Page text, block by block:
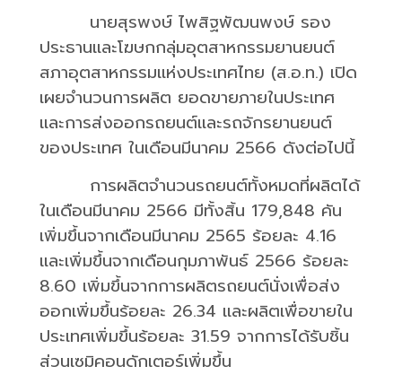
นายสุรพงษ์ ไพสิฐพัฒนพงษ์ รอง
ประธานและโฆษกกลุ่มอุตสาหกรรมยานยนต์
สภาอุตสาหกรรมแห่งประเทศไทย (ส.อ.ท.) เปิด
เผยจำนวนการผลิต ยอดขายภายในประเทศ
และการส่งออกรถยนต์และรถจักรยานยนต์
ของประเทศ ในเดือนมีนาคม 2566 ดังต่อไปนี้
การผลิตจำนวนรถยนต์ทั้งหมดที่ผลิตได้
ในเดือนมีนาคม 2566 มีทั้งสิ้น 179,848 คัน
เพิ่มขึ้นจากเดือนมีนาคม 2565 ร้อยละ 4.16
และเพิ่มขึ้นจากเดือนกุมภาพันธ์ 2566 ร้อยละ
8.60 เพิ่มขึ้นจากการผลิตรถยนต์นั่งเพื่อส่ง
ออกเพิ่มขึ้นร้อยละ 26.34 และผลิตเพื่อขายใน
ประเทศเพิ่มขึ้นร้อยละ 31.59 จากการได้รับชิ้น
ส่วนเซมิคอนดักเตอร์เพิ่มขึ้น